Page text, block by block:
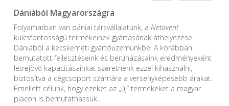
Dániából Magyarországra
Folyamatban van dániai társvállalatunk, a Netavent
kulcsfontosságú termékeinek gyártásának áthelyezése
Dániából a kecskeméti gyártóüzemünkbe. A korábban
bemutatott fejlesztéseink és beruházásaink eredményeként
létrejövő kapacitásainkat szeretnénk ezzel kihasználni,
biztosítva a cégcsoport számára a versenyképesebb árakat.
Emellett célunk, hogy ezeket az „új” termékeket a magyar
piacon is bemutathassuk.